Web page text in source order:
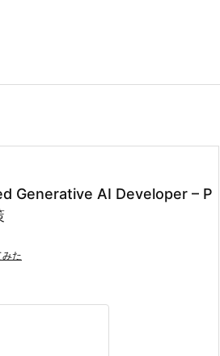
Generative AI Developer – P
た